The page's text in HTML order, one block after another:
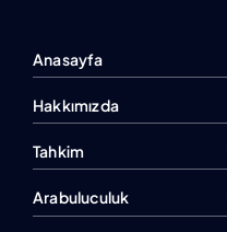
Anasayfa
Hakkımızda
Tahkim
Arabuluculuk